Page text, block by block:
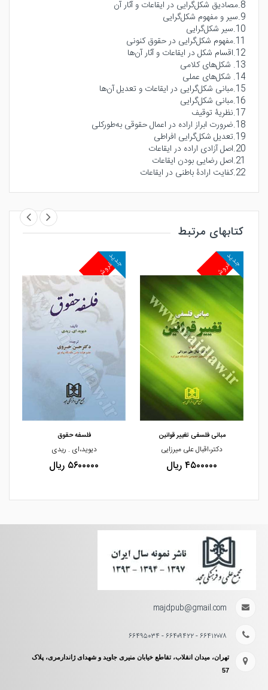
8.مصادیق شکل‌گرایی در ایقاعات و آثار آن
9.سیر و مفهوم شکل‌گرایی
10.سیر شکل‌گرایی
11.مفهوم شکل‌گرایی در حقوق کنونی
12.اقسام شکل در ایقاعات و آثار آن‌ها
13. شکل‌های کلامی
14. شکل‌های عملی
15.مبانی شکل‌گرایی در ایقاعات و تعدیل آن‌ها
16.مبانی شکل‌گرایی
17.نظریۀ توقیف
18.ضرورت ابراز اراده در اعمال حقوقی به‌طورکلی
19.تعدیل شکل‌گرایی افراطی
20.اصل آزادی اراده در ایقاعات
21.اصل رضایی بودن ایقاعات
22.کفایت ارادۀ باطنی در ایقاعات
کتابهای مرتبط
مشاهده و خرید
پرفروش
جدید
مشاهده و خرید
مبانی فلسفی تغییر قوانین
دکتر،اقبال علی میرزایی
۴۵۰۰۰۰۰ ریال
پرفروش
جدید
فلسفه حقوق
دیوید،ای . ریدی
۵۶۰۰۰۰۰ ریال
majdpub@gmail.com
۶۶۴۱۲۰۷۸ - ۶۶۴۰۹۴۲۲ - ۶۶۴۹۵۰۳۴
تهران، میدان انقلاب، تقاطع خیابان منیری جاوید و شهدای ژاندارمری، پلاک
57